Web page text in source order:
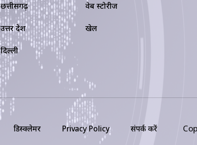
छत्तीसगढ़
उत्तर प्रदेश
दिल्ली
वेब स्टोरीज
खेल
डिस्क्लेमर Privacy Policy संपर्क करें